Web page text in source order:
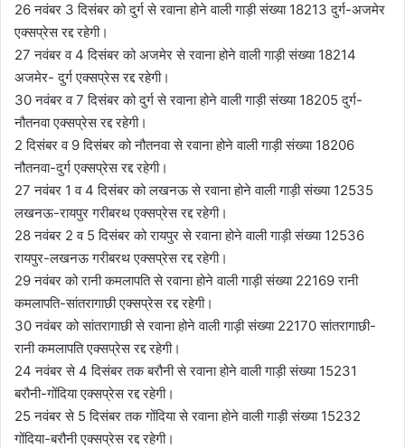
26 नवंबर 3 दिसंबर को दुर्ग से रवाना होने वाली गाड़ी संख्या 18213 दुर्ग-अजमेर
एक्सप्रेस रद्द रहेगी।
27 नवंबर व 4 दिसंबर को अजमेर से रवाना होने वाली गाड़ी संख्या 18214
अजमेर- दुर्ग एक्सप्रेस रद्द रहेगी।
30 नवंबर व 7 दिसंबर को दुर्ग से रवाना होने वाली गाड़ी संख्या 18205 दुर्ग-
नौतनवा एक्सप्रेस रद्द रहेगी।
2 दिसंबर व 9 दिसंबर को नौतनवा से रवाना होने वाली गाड़ी संख्या 18206
नौतनवा-दुर्ग एक्सप्रेस रद्द रहेगी।
27 नवंबर 1 व 4 दिसंबर को लखनऊ से रवाना होने वाली गाड़ी संख्या 12535
लखनऊ-रायपुर गरीबरथ एक्सप्रेस रद्द रहेगी।
28 नवंबर 2 व 5 दिसंबर को रायपुर से रवाना होने वाली गाड़ी संख्या 12536
रायपुर-लखनऊ गरीबरथ एक्सप्रेस रद्द रहेगी।
29 नवंबर को रानी कमलापति से रवाना होने वाली गाड़ी संख्या 22169 रानी
कमलापति-सांतरागाछी एक्सप्रेस रद्द रहेगी।
30 नवंबर को सांतरागाछी से रवाना होने वाली गाड़ी संख्या 22170 सांतरागाछी-
रानी कमलापति एक्सप्रेस रद्द रहेगी।
24 नवंबर से 4 दिसंबर तक बरौनी से रवाना होने वाली गाड़ी संख्या 15231
बरौनी-गोंदिया एक्सप्रेस रद्द रहेगी।
25 नवंबर से 5 दिसंबर तक गोंदिया से रवाना होने वाली गाड़ी संख्या 15232
गोंदिया-बरौनी एक्सप्रेस रद्द रहेगी।